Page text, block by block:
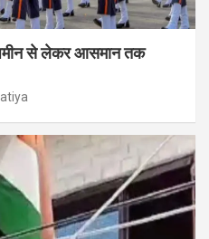
जमीन से लेकर आसमान तक